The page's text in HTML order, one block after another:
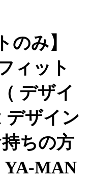
のみ】
ィット
デザイ
デザイン
ちの方
YA-MAN